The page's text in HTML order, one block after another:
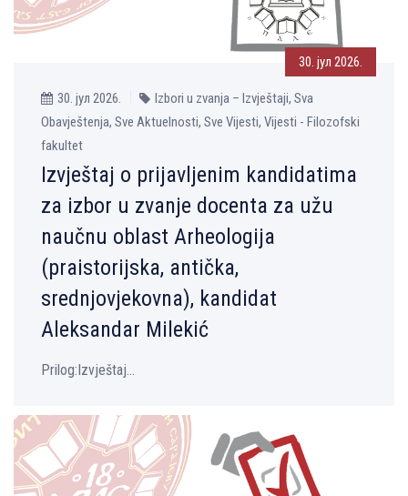
30. јул 2026.
30. јул 2026.
Izbori u zvanja – Izvještaji, Sva
Obavještenja, Sve Aktuelnosti, Sve Vijesti, Vijesti - Filozofski
fakultet
Izvještaj o prijavljenim kandidatima
za izbor u zvanje docenta za užu
naučnu oblast Arheologija
(praistorijska, antička,
srednjovjekovna), kandidat
Aleksandar Milekić
Prilog:Izvještaj...